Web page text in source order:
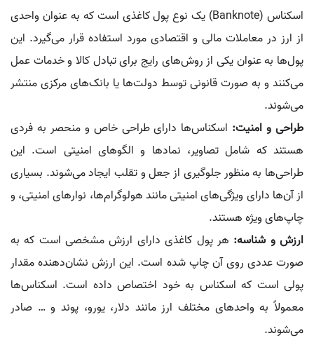
اسکناس (Banknote) یک نوع پول کاغذی است که به عنوان واحدی
از ارز در معاملات مالی و اقتصادی مورد استفاده قرار می‌گیرد. این
پول‌ها به عنوان یکی از روش‌های رایج برای تبادل کالا و خدمات عمل
می‌کنند و به صورت قانونی توسط دولت‌ها یا بانک‌های مرکزی منتشر
می‌شوند.
طراحی و امنیت: اسکناس‌ها دارای طراحی خاص و منحصر به فردی
هستند که شامل تصاویر، نمادها و الگوهای امنیتی است. این
طراحی‌ها به منظور جلوگیری از جعل و تقلب ایجاد می‌شوند. بسیاری
از آن‌ها دارای ویژگی‌های امنیتی مانند هولوگرام‌ها، نوارهای امنیتی، و
چاپ‌های ویژه هستند.
ارزش و شناسه: هر پول کاغذی دارای ارزش مشخصی است که به
صورت عددی روی آن چاپ شده است. این ارزش نشان‌دهنده مقدار
پولی است که اسکناس به خود اختصاص داده است. اسکناس‌ها
معمولاً به واحدهای مختلف ارز مانند دلار، یورو، پوند و … صادر
می‌شوند.